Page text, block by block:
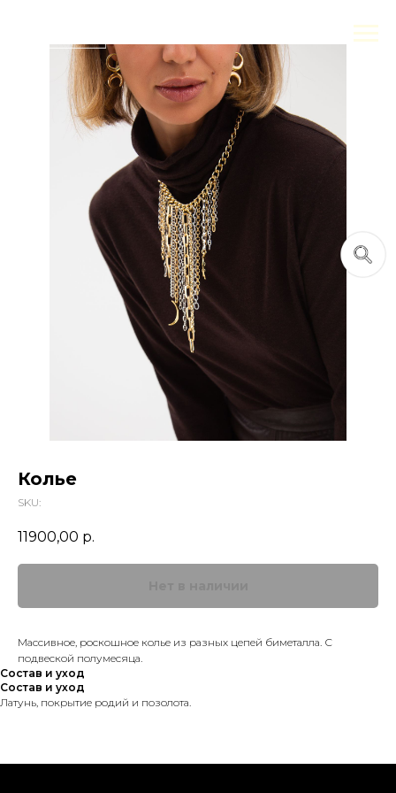
Колье
SKU:
11900,00 р.
Массивное, роскошное колье из разных цепей биметалла. С
подвеской полумесяца.
Состав и уход
Состав и уход
Латунь, покрытие родий и позолота.